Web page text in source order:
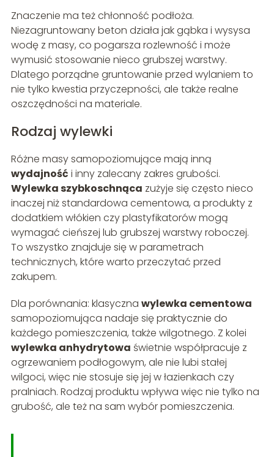
Znaczenie ma też chłonność podłoża.
Niezagruntowany beton działa jak gąbka i wysysa
wodę z masy, co pogarsza rozlewność i może
wymusić stosowanie nieco grubszej warstwy.
Dlatego porządne gruntowanie przed wylaniem to
nie tylko kwestia przyczepności, ale także realne
oszczędności na materiale.
Rodzaj wylewki
Różne masy samopoziomujące mają inną
wydajność i inny zalecany zakres grubości.
Wylewka szybkoschnąca zużyje się często nieco
inaczej niż standardowa cementowa, a produkty z
dodatkiem włókien czy plastyfikatorów mogą
wymagać cieńszej lub grubszej warstwy roboczej.
To wszystko znajduje się w parametrach
technicznych, które warto przeczytać przed
zakupem.
Dla porównania: klasyczna wylewka cementowa
samopoziomująca nadaje się praktycznie do
każdego pomieszczenia, także wilgotnego. Z kolei
wylewka anhydrytowa świetnie współpracuje z
ogrzewaniem podłogowym, ale nie lubi stałej
wilgoci, więc nie stosuje się jej w łazienkach czy
pralniach. Rodzaj produktu wpływa więc nie tylko na
grubość, ale też na sam wybór pomieszczenia.